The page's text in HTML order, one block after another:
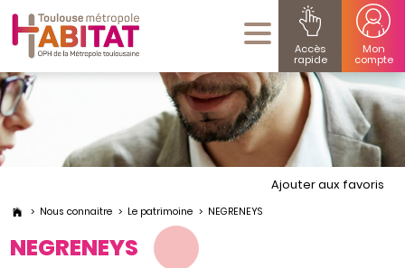
Accès
rapide
Mon
compte
Nous connaitre Le patrimoine NEGRENEYS
Ajouter aux favoris
NEGRENEYS